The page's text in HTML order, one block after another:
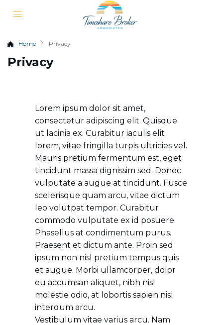
Home Privacy
Privacy
Lorem ipsum dolor sit amet,
consectetur adipiscing elit. Quisque
ut lacinia ex. Curabitur iaculis elit
lorem, vitae fringilla turpis ultricies vel.
Mauris pretium fermentum est, eget
tincidunt massa dignissim sed. Donec
vulputate a augue at tincidunt. Fusce
scelerisque quam arcu, vitae dictum
leo volutpat tempor. Curabitur
commodo vulputate ex id posuere.
Phasellus at condimentum purus.
Praesent et dictum ante. Proin sed
ipsum non nisl pretium tempus quis
et augue. Morbi ullamcorper, dolor
eu accumsan aliquet, nibh nisl
molestie odio, at lobortis sapien nisl
interdum arcu.
Vestibulum vitae varius arcu. Nam